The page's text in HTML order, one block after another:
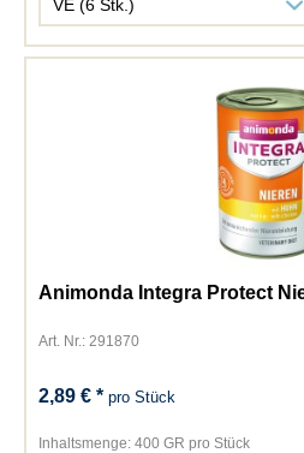
Animonda Integra Protect
Art. Nr.: 291870
2,89 € *pro Stück
Inhaltsmenge: 400 GR pro Stück